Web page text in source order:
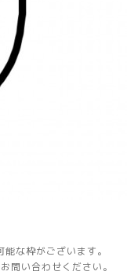
な枠がございます。
問い合わせください。